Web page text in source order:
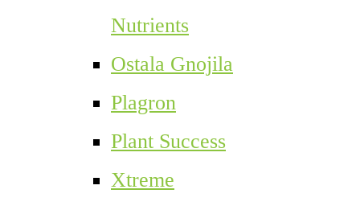
Nutrients
Ostala Gnojila
Plagron
Plant Success
Xtreme